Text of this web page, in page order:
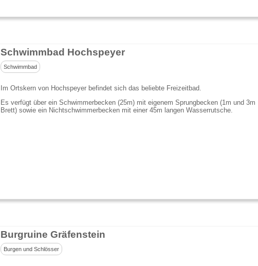
Schwimmbad Hochspeyer
Schwimmbad
Im Ortskern von Hochspeyer befindet sich das beliebte Freizeitbad.
Es verfügt über ein Schwimmerbecken (25m) mit eigenem Sprungbecken (1m und 3m
Brett) sowie ein Nichtschwimmerbecken mit einer 45m langen Wasserrutsche.
Burgruine Gräfenstein
Burgen und Schlösser